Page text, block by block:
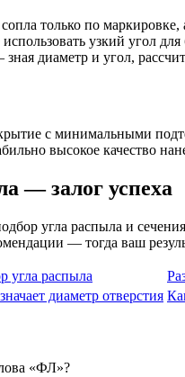
только по маркировке,
узкий угол
диаметр и угол,
с минимальными
высокое качество
— залог успеха
угла распыла и
— тогда ваш
угла распыла
диаметр отверстия
«ФЛ»?